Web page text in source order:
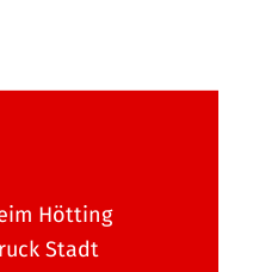
Hötting
Stadt